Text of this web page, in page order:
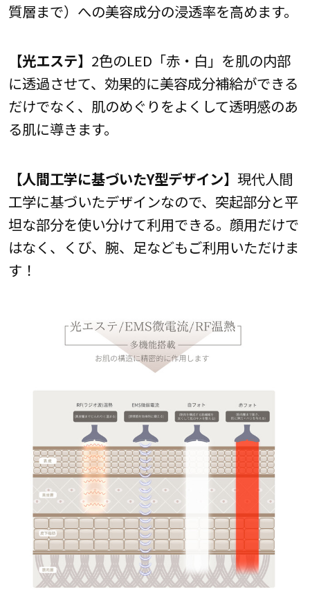
質層まで）への美容成分の浸透率を高めます。
【光エステ】 2色のLED「赤・白」を肌の内部
に透過させて、効果的に美容成分補給ができる
だけでなく、肌のめぐりをよくして透明感のあ
る肌に導きます。
【人間工学に基づいたY型デザイン】 現代人間
工学に基づいたデザインなので、突起部分と平
坦な部分を使い分けて利用できる。顔用だけで
はなく、くび、腕、足などもご利用いただけま
す！